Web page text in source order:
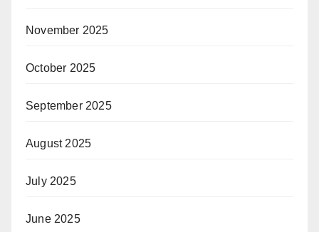
November 2025
October 2025
September 2025
August 2025
July 2025
June 2025